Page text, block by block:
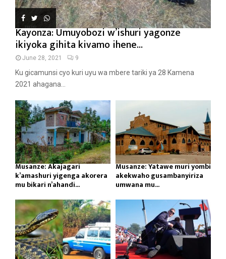
Kayonza: Umuyobozi w’ishuri yagonze
ikiyoka gihita kivamo ihene...
June 28, 2021 9
Ku gicamunsi cyo kuri uyu wa mbere tariki ya 28 Kamena
2021 ahagana...
Musanze: Akajagari
k’amashuri yigenga akorera
mu bikari n’ahandi...
Musanze: Yatawe muri yombi
akekwaho gusambanyiriza
umwana mu...